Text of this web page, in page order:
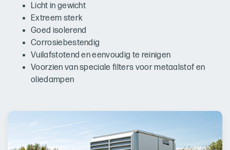
Licht in gewicht
Extreem sterk
Goed isolerend
Corrosiebestendig
Vuilafstotend en eenvoudig te reinigen
Voorzien van speciale filters voor metaalstof en
oliedampen